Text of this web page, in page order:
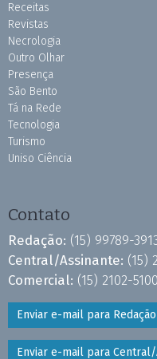
Receitas
Revistas
Necrologia
Outro Olhar
Presença
São Bento
Tá na Rede
Tecnologia
Turismo
Uniso Ciência
Contato
Redação: (15) 99789-
Central/Assinante: (15)
Comercial: (15) 2102-
Enviar e-mail para Redação
Enviar e-mail para Central/